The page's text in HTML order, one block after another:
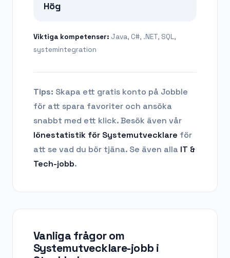
Hög
Viktiga kompetenser: Java, C#, .NET, SQL,
systemintegration
Tips: Skapa ett gratis konto på Jobble
för att spara favoriter och ansöka
snabbt med ett klick. Besök även vår
lönestatistik för Systemutvecklare för
att se vad du bör tjäna. Se även alla IT &
Tech-jobb.
Vanliga frågor om
Systemutvecklare-jobb i